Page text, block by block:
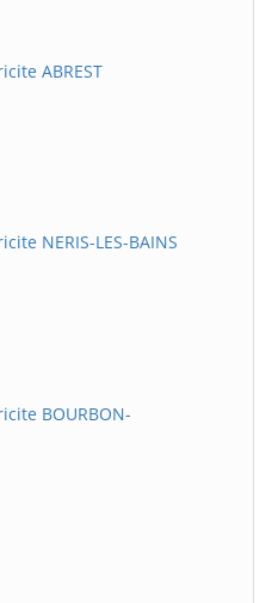
ABREST
NERIS-LES-BAINS
BOURBON-